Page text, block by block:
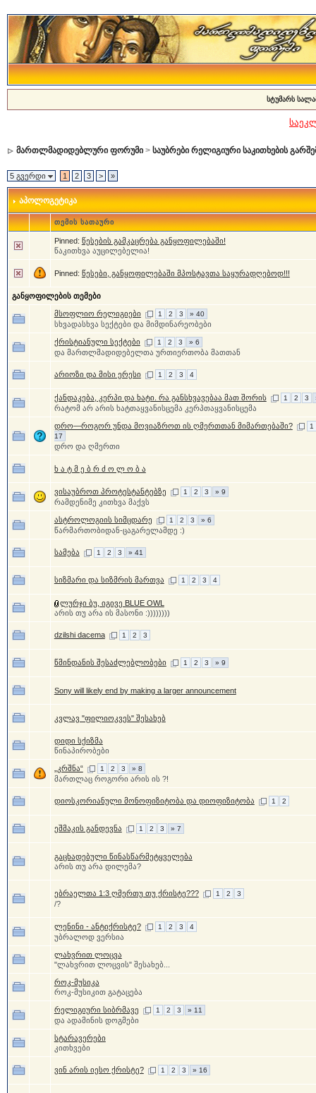
სტუმარს
მართლმადიდებლური ფორუმი> საუბრები რელიგიური საკითხების
5 გვერდი 1 2 3 > »
აპოლოგეტიკა
თემის სათაური
Pinned: წესების გამკაცრება განყოფილებაში!
წაკითხვა აუცილებელია!
Pinned: წესები, განყოფილებაში მპოსტავთა საყურადღებოდ!!!
განყოფილების თემები
მსოფლიო რელიგიები 1 2 3 » 40
სხვადასხვა სექტები და მიმდინარეობები
ქრისტიანული სექტები 1 2 3 » 6
და მართლმადიდებელთა ურთიერთობა მათთან
არიოზი და მისი ერესი 1 2 3 4
ქანდაკება, კერპი და ხატი. რა განსხვავებაა მათ შორის 1 2 3
რატომ არ არის ხატთაყვანისცემა კერპთაყვანისცემა
დრო—როგორ უნდა მოვიაზროთ ის ღმერთთან მიმართებაში?
1
17
დრო და ღმერთი
ხ ა ტ მ ე ბ რ ძ ო ლ ო ბ ა
ვისაუბროთ პროტესტანტებზე 1 2 3 » 9
რამდენიმე კითხვა მაქვს
ასტროლოგიის სიმცდარე 1 2 3 » 6
წარმართობიდან-ცაგარელამდე :)
სამება 1 2 3 » 41
სიზმარი და სიზმრის მართვა 1 2 3 4
ლურჯი ბუ, იგივე BLUE OWL
არის თუ არა ის მასონი :))))))))
dzilshi dacema 1 2 3
წმინდანის შესაძლებლობები 1 2 3 » 9
Sony will likely end by making a larger announcement
კვლავ "ფილიოკვეს" შესახებ
დიდი სქიზმა
წინაპირობები
„კრშნა“ 1 2 3 » 8
მართლაც როგორი არის ის ?!
დიოსკორიანული მონოფიზიტობა და დიოფიზიტობა 1 2
ეშმაკის განდევნა 1 2 3 » 7
გაცხადებული წინასწარმეტყველება
არის თუ არა დილემა?
ებრაელთა 1:3 ღმერთუ თუ ქრისტე??? 1 2 3
/?
ლენინი - ანტიქრისტე? 1 2 3 4
უბრალოდ ვერსია
ლახვრით ლოცვა
"ლახვრით ლოცვის" შესახებ...
როკ-მუსიკა
როკ-მუსიკით გატაცება
რელიგიური სიბრმავე 1 2 3 » 11
და ადამინის დოგმები
სტარავერები
კითხვები
ვინ არის იესო ქრისტე? 1 2 3 » 16